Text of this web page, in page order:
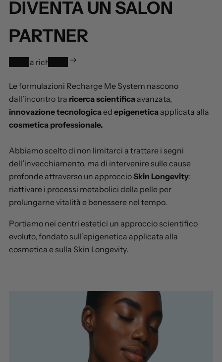
DIVENTA UN SALON
PARTNER
Invia la richiesta
Le formulazioni Recharge Me System nascono
dall’incontro tra ricerca scientificaavanzata,
innovazione tecnologicaed epigenetica applicata alla
cosmetica professionale.
Abbiamo scelto di non limitarci a trattare i segni
dell’invecchiamento, ma di intervenire sulle cause
profonde attraverso un approccioSkin Longevity:
riattivare i processi metabolici della pelle per
prolungarne vitalità e benessere nel tempo.
Portiamo nei centri estetici un approccio scientifico
evoluto, fondato sull’epigenetica applicata alla
cosmetica e sulla Skin Longevity.